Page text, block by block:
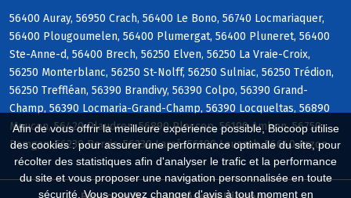
Afin de vous offrir la meilleure expérience possible, Biocoop utilise
des cookies : pour assurer une performance optimale du site, pour
récolter des statistiques afin d'analyser le trafic et la performance
du site et vous proposer une navigation personnalisée en toute
sécurité. Vous pouvez changer d'avis à tout moment en
56400 Auray, 56950 Crach, 56400 Le Bono, 56740 Locmariaquer,
56400 Plougoumelen, 56400 Plumergat, 56400 Pluneret, 56400
Ste-Anne-d, 56400 Brech, 56250 Elven, 56250 La Vraie-Croix,
56250 Monterblanc, 56250 St-Nolff, 56250 Sulniac, 56250 Trédion,
56250 Treffléan, 56390 Brandivy, 56390 Colpo, 56390 Grand-
Champ, 56390 Locmaria-Grand-Champ, 56390 Locqueltas, 56890
Meucon, 56420 Plaudren, 56890 Plescop, 56190 Ambon, 56750
Damgan, 56230 Berric, 56230 Larré, 56190 Lauzach, 56640 Arzon